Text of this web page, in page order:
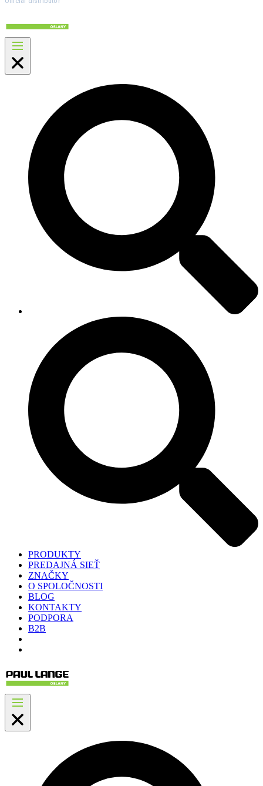
PRODUKTY
PREDAJNÁ SIEŤ
ZNAČKY
O SPOLOČNOSTI
BLOG
KONTAKTY
PODPORA
B2B